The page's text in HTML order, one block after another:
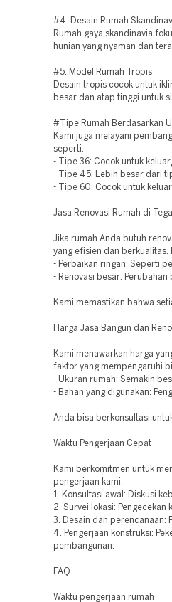
#4. Desain Rumah
Rumah gaya skandinavia
hunian yang nyaman dan
#5. Model Rumah Tropis
Desain tropis cocok untuk
besar dan atap tinggi untuk
#Tipe Rumah Berdasarkan
Kami juga melayani
seperti:
- Tipe 36: Cocok untuk
- Tipe 45: Lebih besar dari
- Tipe 60: Cocok untuk
Jasa Renovasi Rumah di
Jika rumah Anda butuh
yang efisien dan
- Perbaikan ringan: Seperti
- Renovasi besar:
Kami memastikan bahwa
Harga Jasa Bangun dan
Kami menawarkan harga
faktor yang mempengaruhi
- Ukuran rumah: Semakin
- Bahan yang digunakan:
Anda bisa berkonsultasi
Waktu Pengerjaan Cepat
Kami berkomitmen untuk
pengerjaan kami:
1. Konsultasi awal: Diskusi
2. Survei lokasi: Pengecekan
3. Desain dan perencanaan:
4. Pengerjaan konstruksi:
pembangunan.
FAQ
Waktu pengerjaan rumah